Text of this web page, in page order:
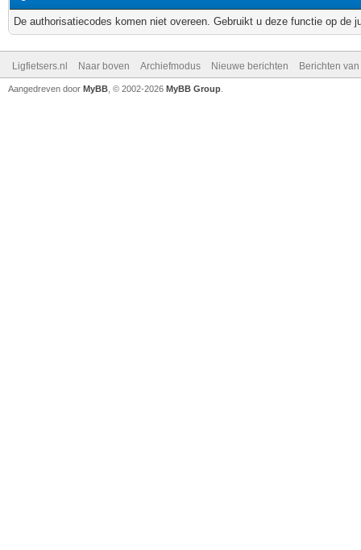
De authorisatiecodes komen niet overeen. Gebruikt u deze functie op de
Ligfietsers.nl Naar boven Archiefmodus Nieuwe berichten Berichten
Aangedreven door MyBB , © 2002-2026 MyBB Group